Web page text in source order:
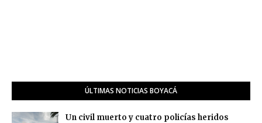
ÚLTIMAS NOTICIAS BOYACÁ
Un civil muerto y cuatro policías heridos